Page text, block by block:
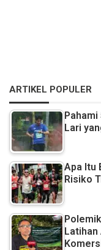
ARTIKEL POPULER
Lari
Apa Itu
Risiko
Latihan